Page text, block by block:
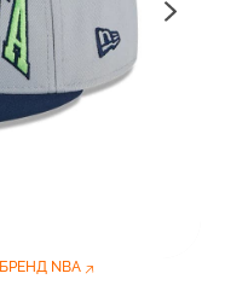
БРЕНД NBA